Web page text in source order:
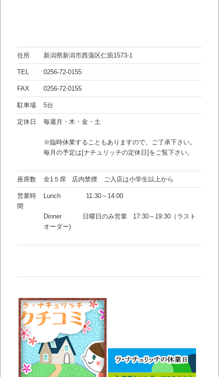
住所 新潟県新潟市西蒲区仁箇1573-1
TEL 0256-72-0155
FAX 0256-72-0155
駐車場 5台
定休日 毎週月・木・金・土
※臨時休業することもありますので、ご了承下さい。
毎月の予定は[ナチュリッチの定休日]をご覧下さい。
座席数 全1５席 店内禁煙 ご入店は小学生以上から
営業時
間
Lunch 11:30～14:00
Dinner 日曜日のみ営業 17:30～19:30（ラスト
オーダー)